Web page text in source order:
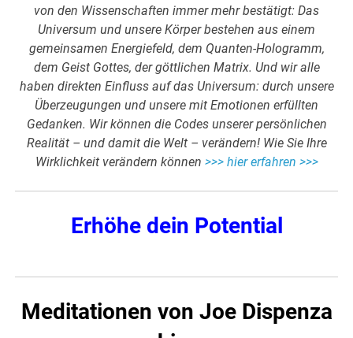
von den Wissenschaften immer mehr bestätigt: Das
Universum und unsere Körper bestehen aus einem
gemeinsamen Energiefeld, dem Quanten-Hologramm,
dem Geist Gottes, der göttlichen Matrix. Und wir alle
haben direkten Einfluss auf das Universum: durch unsere
Überzeugungen und unsere mit Emotionen erfüllten
Gedanken. Wir können die Codes unserer persönlichen
Realität – und damit die Welt – verändern! Wie Sie Ihre
Wirklichkeit verändern können >>> hier erfahren >>>
Erhöhe dein Potential
Meditationen von Joe Dispenza